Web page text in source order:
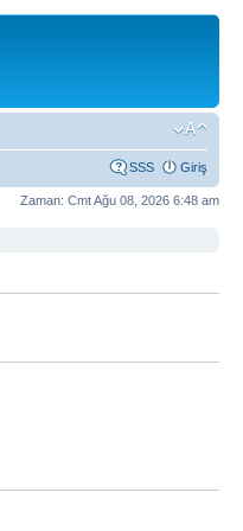
SSS Giriş
Zaman: Cmt Ağu 08, 2026 6:48 am